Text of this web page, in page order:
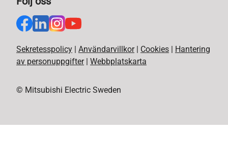
Sekretesspolicy Användarvillkor Cookies
Hantering
av personuppgifter
Webbplatskarta
© Mitsubishi Electric Sweden